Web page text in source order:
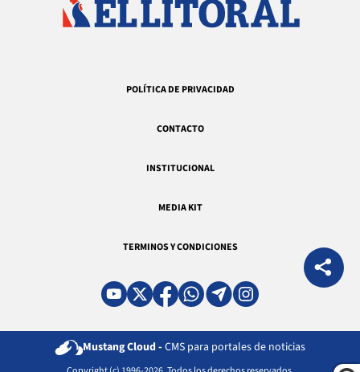
POLÍTICA DE PRIVACIDAD
CONTACTO
INSTITUCIONAL
MEDIA KIT
TERMINOS Y CONDICIONES
Mustang Cloud - CMS para portales de noticias